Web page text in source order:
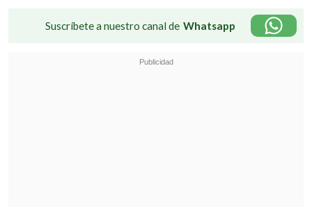
Suscríbete a nuestro canal de Whatsapp